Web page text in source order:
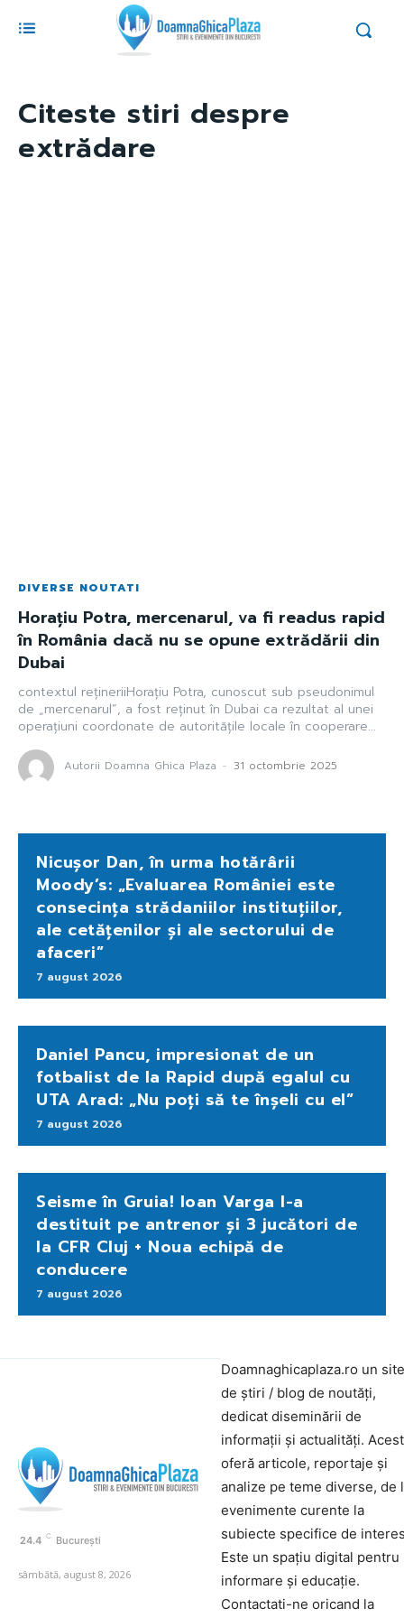
Citeste stiri despre
extrădare
DIVERSE NOUTATI
Horațiu Potra, mercenarul, va fi readus rapid
în România dacă nu se opune extrădării din
Dubai
contextul rețineriiHorațiu Potra, cunoscut sub pseudonimul
de „mercenarul”, a fost reținut în Dubai ca rezultat al unei
operațiuni coordonate de autoritățile locale în cooperare...
Autorii Doamna Ghica Plaza - 31 octombrie 2025
Nicușor Dan, în urma hotărârii
Moody’s: „Evaluarea României este
consecința strădaniilor instituțiilor,
ale cetățenilor și ale sectorului de
afaceri”
7 august 2026
Daniel Pancu, impresionat de un
fotbalist de la Rapid după egalul cu
UTA Arad: „Nu poți să te înșeli cu el”
7 august 2026
Seisme în Gruia! Ioan Varga l-a
destituit pe antrenor și 3 jucători de
la CFR Cluj + Noua echipă de
conducere
7 august 2026
24.4 C București
sâmbătă, august 8, 2026
Doamnaghicaplaza.ro un site
de știri / blog de noutăți,
dedicat diseminării de
informații și actualități.
oferă articole, reportaje și
analize pe teme diverse, de
evenimente curente la
subiecte specifice de
Este un spațiu digital pentru
informare și educație.
Contactati-ne oricand la